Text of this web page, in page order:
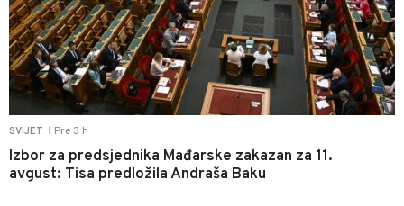
SVIJET Pre 3 h
Izbor za predsjednika Mađarske zakazan za 11.
avgust: Tisa predložila Andraša Baku